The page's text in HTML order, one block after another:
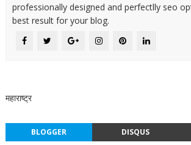
professionally designed and perfectlly seo
best result for your blog.
महाराष्ट्र
BLOGGER DISQUS